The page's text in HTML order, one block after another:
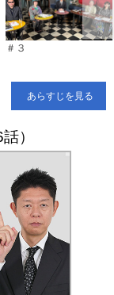
＃３
あらすじを見る
）